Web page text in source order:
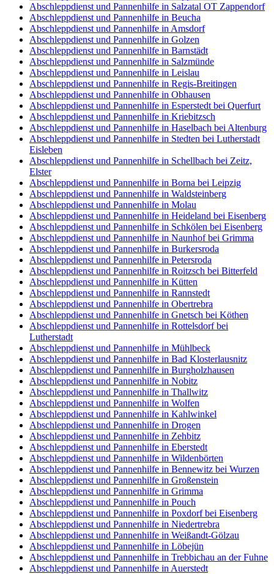
Abschleppdienst und Pannenhilfe in Salzatal OT Zappendorf
Abschleppdienst und Pannenhilfe in Beucha
Abschleppdienst und Pannenhilfe in Amsdorf
Abschleppdienst und Pannenhilfe in Golzen
Abschleppdienst und Pannenhilfe in Barnstädt
Abschleppdienst und Pannenhilfe in Salzmünde
Abschleppdienst und Pannenhilfe in Leislau
Abschleppdienst und Pannenhilfe in Regis-Breitingen
Abschleppdienst und Pannenhilfe in Obhausen
Abschleppdienst und Pannenhilfe in Esperstedt bei Querfurt
Abschleppdienst und Pannenhilfe in Kriebitzsch
Abschleppdienst und Pannenhilfe in Haselbach bei Altenburg
Abschleppdienst und Pannenhilfe in Stedten bei Lutherstadt
Eisleben
Abschleppdienst und Pannenhilfe in Schellbach bei Zeitz,
Elster
Abschleppdienst und Pannenhilfe in Borna bei Leipzig
Abschleppdienst und Pannenhilfe in Waldsteinberg
Abschleppdienst und Pannenhilfe in Molau
Abschleppdienst und Pannenhilfe in Heideland bei Eisenberg
Abschleppdienst und Pannenhilfe in Schkölen bei Eisenberg
Abschleppdienst und Pannenhilfe in Naunhof bei Grimma
Abschleppdienst und Pannenhilfe in Burkersroda
Abschleppdienst und Pannenhilfe in Petersroda
Abschleppdienst und Pannenhilfe in Roitzsch bei Bitterfeld
Abschleppdienst und Pannenhilfe in Kütten
Abschleppdienst und Pannenhilfe in Rannstedt
Abschleppdienst und Pannenhilfe in Obertrebra
Abschleppdienst und Pannenhilfe in Gnetsch bei Köthen
Abschleppdienst und Pannenhilfe in Rottelsdorf bei
Lutherstadt
Abschleppdienst und Pannenhilfe in Mühlbeck
Abschleppdienst und Pannenhilfe in Bad Klosterlausnitz
Abschleppdienst und Pannenhilfe in Burgholzhausen
Abschleppdienst und Pannenhilfe in Nobitz
Abschleppdienst und Pannenhilfe in Thallwitz
Abschleppdienst und Pannenhilfe in Wolfen
Abschleppdienst und Pannenhilfe in Kahlwinkel
Abschleppdienst und Pannenhilfe in Drogen
Abschleppdienst und Pannenhilfe in Zehbitz
Abschleppdienst und Pannenhilfe in Eberstedt
Abschleppdienst und Pannenhilfe in Wildenbörten
Abschleppdienst und Pannenhilfe in Bennewitz bei Wurzen
Abschleppdienst und Pannenhilfe in Großenstein
Abschleppdienst und Pannenhilfe in Grimma
Abschleppdienst und Pannenhilfe in Pouch
Abschleppdienst und Pannenhilfe in Poxdorf bei Eisenberg
Abschleppdienst und Pannenhilfe in Niedertrebra
Abschleppdienst und Pannenhilfe in Weißandt-Gölzau
Abschleppdienst und Pannenhilfe in Löbejün
Abschleppdienst und Pannenhilfe in Trebbichau an der Fuhne
Abschleppdienst und Pannenhilfe in Auerstedt